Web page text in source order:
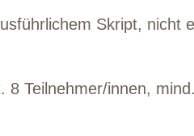
Skript, nicht
8 Teilnehmer/innen,